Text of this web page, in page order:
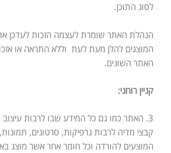
לסוג התוכן.
הנהלת האתר שומרת לעצמה הזכות לעדכן
המוצגים להלן מעת לעת וללא התראה או
האתר השונים.
קניין רוחני:
3. האתר כמו גם כל המידע שבו לרבות
קבצי מדיה לרבות גרפיקות, סרטונים,
המוצעים להורדה וכל חומר אחר אשר מוצג